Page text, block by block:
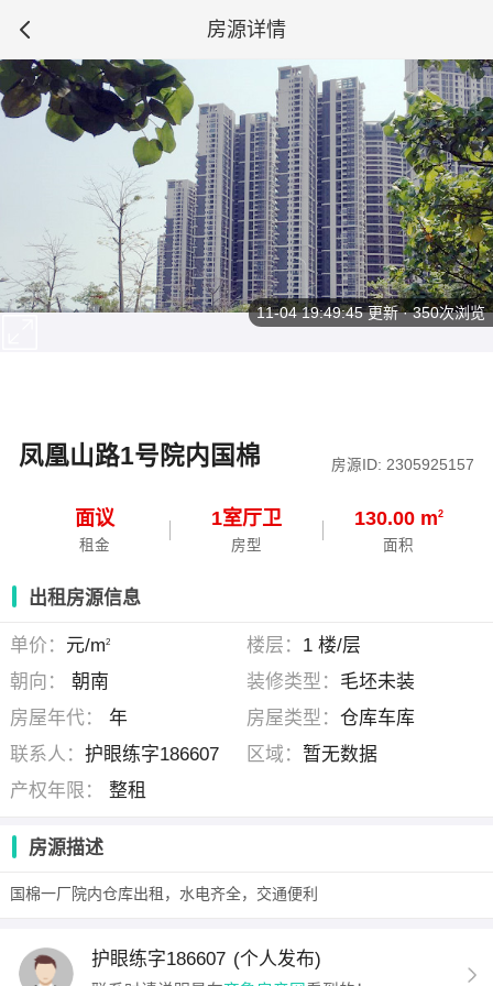
房源详情
凤凰山路1号院内国棉 房源ID: 2305925157
面议
租金
1室厅卫
房型
130.00 m2
面积
11-04 19:49:45更新 · 350次浏览
出租房源信息
单价： 元/m2 楼层： 1 楼/层
朝向：
朝南 装修类型： 毛坯未装
房屋年代：
年 房屋类型： 仓库车库
联系人：护眼练字186607 区域： 暂无数据
产权年限：
整租
房源描述
国棉一厂院内仓库出租，水电齐全，交通便利
护眼练字186607 (个人发布)